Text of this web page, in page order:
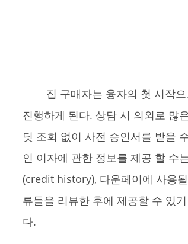
진행하게 된다. 상담 시 의외로 많
딧 조회 없이 사전 승인서를 받을
인 이자에 관한 정보를 제공 할 수
(credit history), 다운페이에 사용
류들을 리뷰한 후에 제공할 수 있
다.